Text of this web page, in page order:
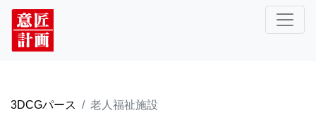
3DCGパース 老人福祉施設